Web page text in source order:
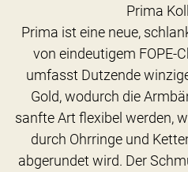
Prima
Prima ist eine neue,
von eindeutigem FOPE-
umfasst Dutzende
Gold, wodurch die
sanfte Art flexibel werden,
durch Ohrringe und
abgerundet wird. Der